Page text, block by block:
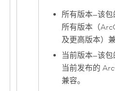
所有版本—该包
所有版本（
及更高版本）兼
当前版本—该包
当前发布的
兼容。